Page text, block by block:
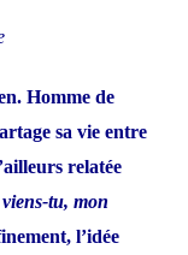
Homme de
sa vie entre
relatée
tu, mon
l’idée